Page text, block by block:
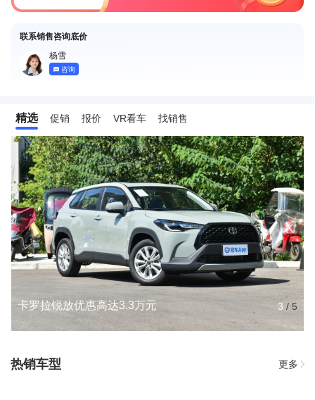
联系销售咨询底价
杨雪
咨询
精选 促销 报价 VR看车 找销售
卡罗拉锐放优惠高达3.3万元 3 / 5
热销车型 更多